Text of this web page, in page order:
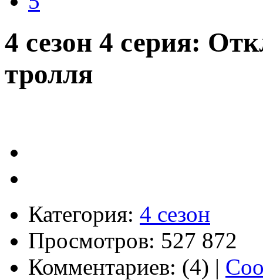
4 сезон 4 серия:
тролля
Категория: 4 сезон
Просмотров: 527 872
Комментариев: (4) |